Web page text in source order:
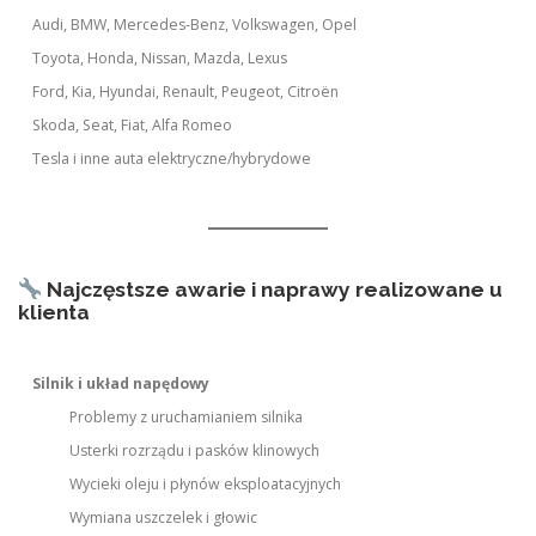
Audi, BMW, Mercedes-Benz, Volkswagen, Opel
Toyota, Honda, Nissan, Mazda, Lexus
Ford, Kia, Hyundai, Renault, Peugeot, Citroën
Skoda, Seat, Fiat, Alfa Romeo
Tesla i inne auta elektryczne/hybrydowe
Najczęstsze awarie i naprawy realizowane u
klienta
Silnik i układ napędowy
Problemy z uruchamianiem silnika
Usterki rozrządu i pasków klinowych
Wycieki oleju i płynów eksploatacyjnych
Wymiana uszczelek i głowic